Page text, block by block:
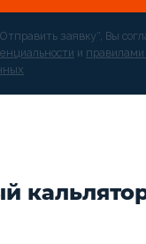
заявку”, Вы
и правилами